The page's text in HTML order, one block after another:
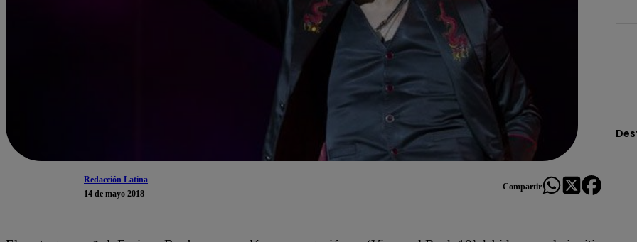
Redacción Latina
14 de mayo 2018
Compartir